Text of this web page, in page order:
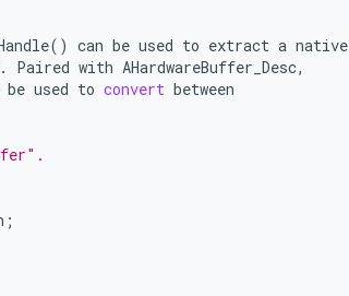
() can be used to extract a native
. Paired with AHardwareBuffer_Desc,
be used to convert between
;